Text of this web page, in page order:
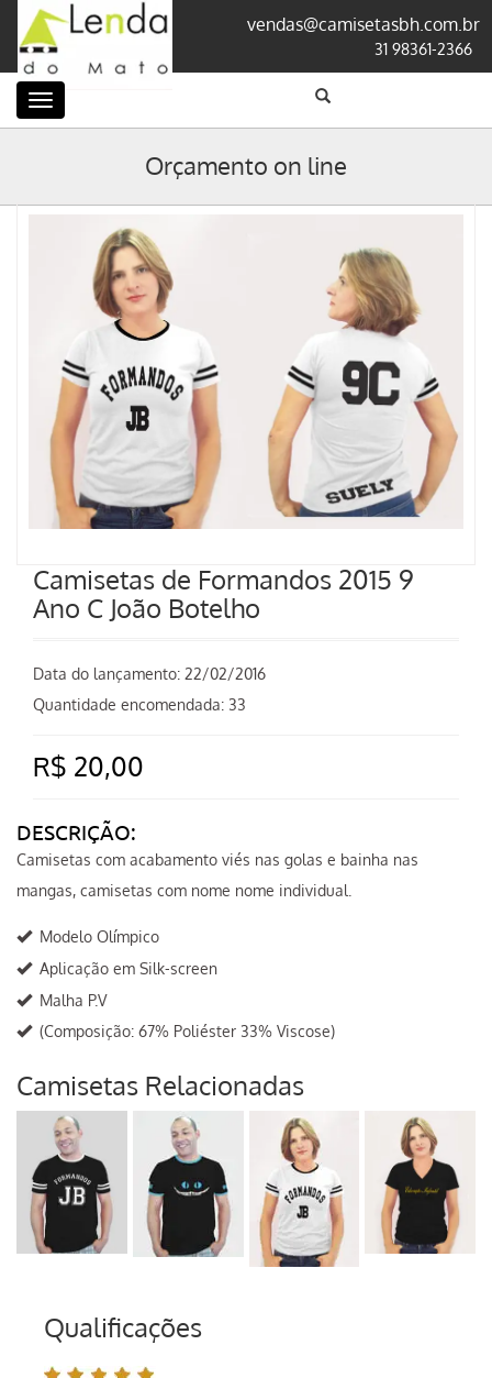
vendas@camisetasbh.com.br
31 98361-2366
Categorias
Orçamento on line
Camisetas de Formandos 2015 9
Ano C João Botelho
Data do lançamento: 22/02/2016
Quantidade encomendada: 33
R$ 20,00
DESCRIÇÃO:
Camisetas com acabamento viés nas golas e bainha nas
mangas, camisetas com nome nome individual.
Modelo Olímpico
Aplicação em Silk-screen
Malha P.V
(Composição: 67% Poliéster 33% Viscose)
Camisetas Relacionadas
Qualificações